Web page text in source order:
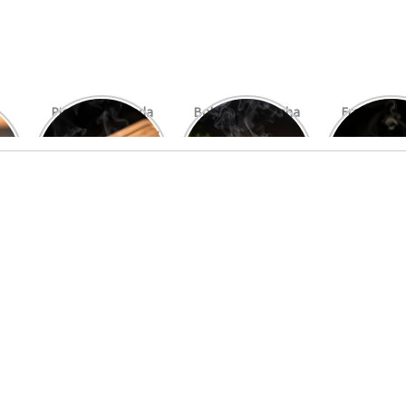
Picanha Grelhada
com Chimichurri
Bolo de Pamonha
na Palha
Frango
com